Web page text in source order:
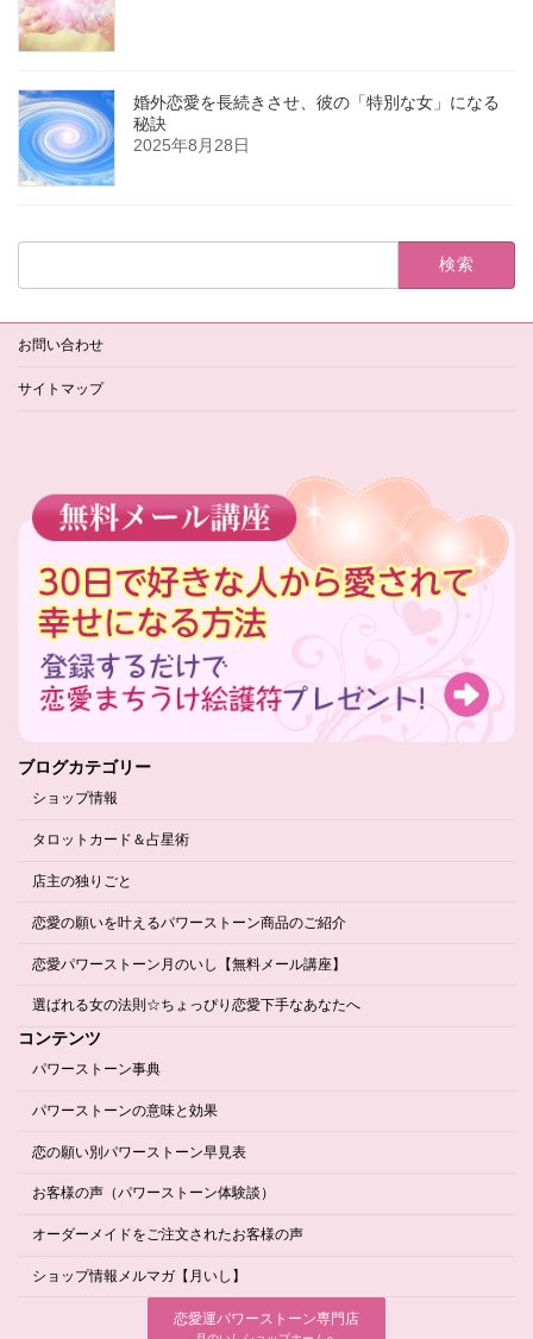
婚外恋愛を長続きさせ、彼の「特別な女」になる
秘訣
2025年8月28日
検
お問い合わせ
サイトマップ
ブログカテゴリー
ショップ情報
タロットカード＆占星術
店主の独りごと
恋愛の願いを叶えるパワーストーン商品のご紹介
恋愛パワーストーン月のいし【無料メール講座】
選ばれる女の法則☆ちょっぴり恋愛下手なあなたへ
コンテンツ
パワーストーン事典
パワーストーンの意味と効果
恋の願い別パワーストーン早見表
お客様の声（パワーストーン体験談）
オーダーメイドをご注文されたお客様の声
ショップ情報メルマガ【月いし】
恋愛運パワーストーン専門店